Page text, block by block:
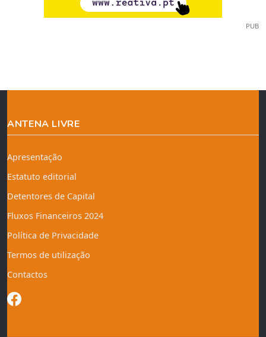
PUB
ANTENA LIVRE
Apresentação
Estatuto editorial
Detentores de Capital
Fluxos Financeiros 2024
Política de Privacidade
Termos de utilização
Contactos